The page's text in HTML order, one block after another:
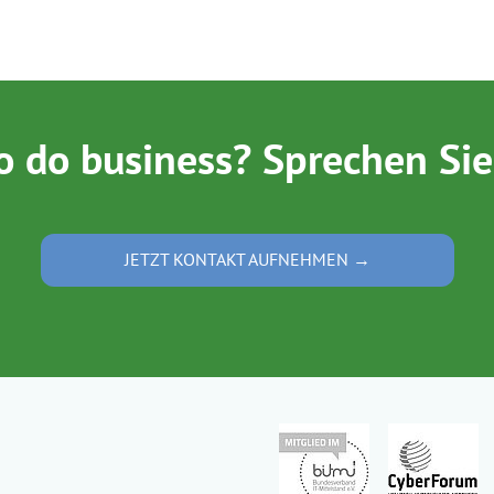
do business? Sprechen
JETZT KONTAKT AUFNEHMEN →